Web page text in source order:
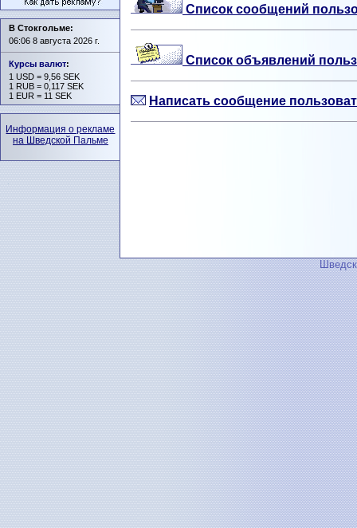
Список сообщений
Список объявлений
Написать сообщение
В Стокгольме:
06:06 8 августа 2026 г.
Курсы валют:
1 USD = 9,56 SEK
1 RUB = 0,117 SEK
1 EUR = 11 SEK
Информация о рекламе
на Шведской Пальме